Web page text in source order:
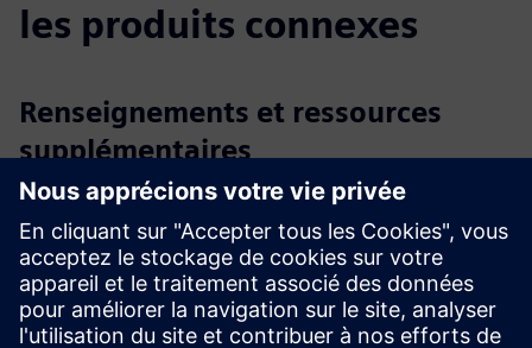
les produits connexes
Renseignements et ressources
supplémentaires
Dépliant Cameo Connector
Plus d'information
Conditions préalables
Modélisateur de systèmes Cameo